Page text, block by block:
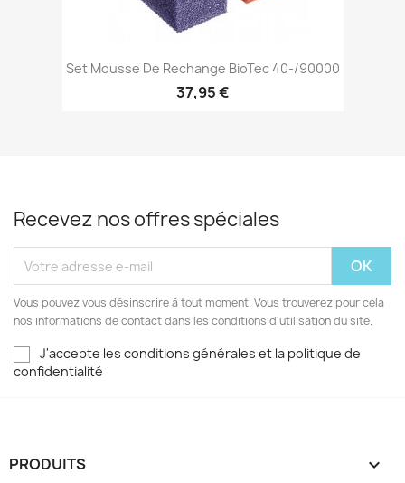
Set Mousse De Rechange BioTec 40-/90000
37,95 €
Recevez nos offres spéciales
Vous pouvez vous désinscrire à tout moment. Vous trouverez pour cela
nos informations de contact dans les conditions d'utilisation du site.
J'accepte les conditions générales et la politique de
confidentialité
PRODUITS 